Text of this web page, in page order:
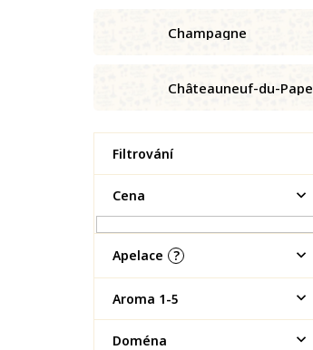
Champagne
Châteauneuf-du-Pape
s
a
n
Cena
Apelace ?
Aroma 1-5
Doména